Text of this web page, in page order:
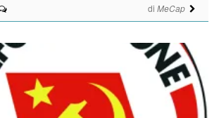
di MeCap